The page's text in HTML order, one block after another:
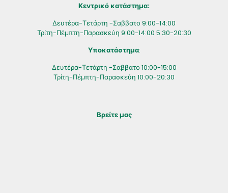
Κεντρικό κατάστημα:
Δευτέρα-Τετάρτη -Σαββατο 9:00-14:00
Τρίτη-Πέμπτη-Παρασκεύη 9:00-14:00 5:30-20:30
Υποκατάστημα:
Δευτέρα-Τετάρτη -Σαββατο 10:00-15:00
Τρίτη-Πέμπτη-Παρασκεύη 10:00-20:30
Βρείτε μας